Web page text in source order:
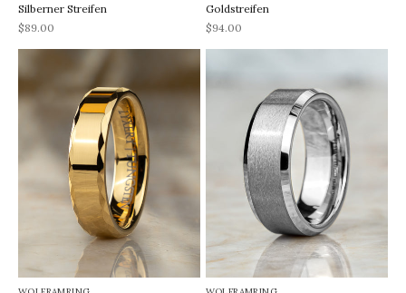
Silberner Streifen
REA-pris
$89.00
Goldstreifen
REA-pris
$94.00